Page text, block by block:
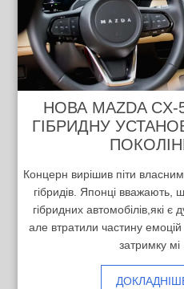
НОВА MAZDA
ГІБРИДНУ
Концерн вирішив піти
гібридів. Японці вважають,
гібридних автомобілів,які
але втратили частину емоцій
затримку